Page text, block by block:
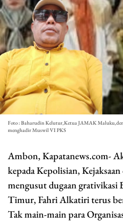
Foto : Baharudin Kelutur,Ketua JAMAK
menghadir Muswil VI PKS
Ambon, Kapatanews.com-
kepada Kepolisian,
mengusut dugaan grativikasi
Timur, Fahri Alkatiri terus
Tak main-main para